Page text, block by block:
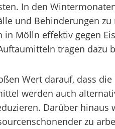
In den
und Behinderungen
in Mölln effektiv gegen
tragen
Wert darauf, dass
werden auch
Darüber hinaus
zu